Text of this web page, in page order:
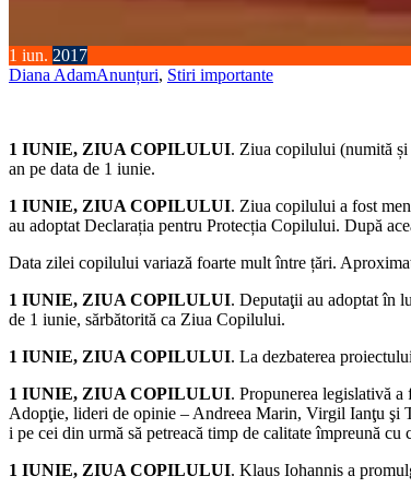
1 iun. 2017
Diana AdamAnunțuri, Stiri importante
1 IUNIE, ZIUA COPILULUI. Ziua copilului (numită și
an pe data de 1 iunie.
1 IUNIE, ZIUA COPILULUI. Ziua copilului a fost
au adoptat Declarația pentru Protecția Copilului. După
Data zilei copilului variază foarte mult între țări.
1 IUNIE, ZIUA COPILULUI. Deputaţii au adoptat în
de 1 iunie, sărbătorită ca Ziua Copilului.
1 IUNIE, ZIUA COPILULUI. La dezbaterea
1 IUNIE, ZIUA COPILULUI. Propunerea legislativă
Adopţie, lideri de opinie – Andreea Marin, Virgil Ianţu şi
i pe cei din urmă să petreacă timp de calitate împreună cu
1 IUNIE, ZIUA COPILULUI. Klaus Iohannis a